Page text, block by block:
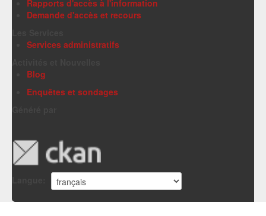
Rapports d'accès à l'information
Demande d'accès et recours
Services administratifs
Blog
Enquêtes et sondages